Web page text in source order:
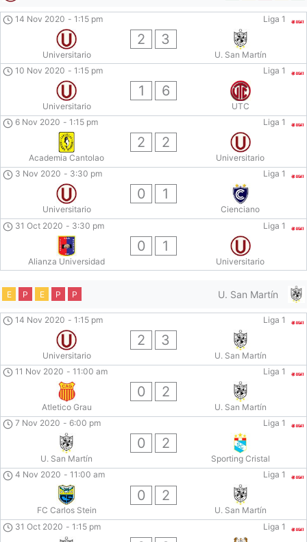
Liga 1
14 Nov 2020 - 1:15 pm
Universitario
2 3
U. San Martín
Liga 1
10 Nov 2020 - 1:15 pm
Universitario
1 6
UTC
Liga 1
6 Nov 2020 - 1:15 pm
Academia Cantolao
2 2
Universitario
Liga 1
3 Nov 2020 - 3:30 pm
Universitario
0 1
Cienciano
Liga 1
31 Oct 2020 - 3:30 pm
Alianza Universidad
0 1
Universitario
U. San Martín
E P E P P
Liga 1
14 Nov 2020 - 1:15 pm
Universitario
2 3
U. San Martín
Liga 1
11 Nov 2020 - 11:00 am
Atletico Grau
0 2
U. San Martín
Liga 1
7 Nov 2020 - 6:00 pm
U. San Martín
0 2
Sporting Cristal
Liga 1
4 Nov 2020 - 11:00 am
FC Carlos Stein
0 2
U. San Martín
Liga 1
31 Oct 2020 - 1:15 pm